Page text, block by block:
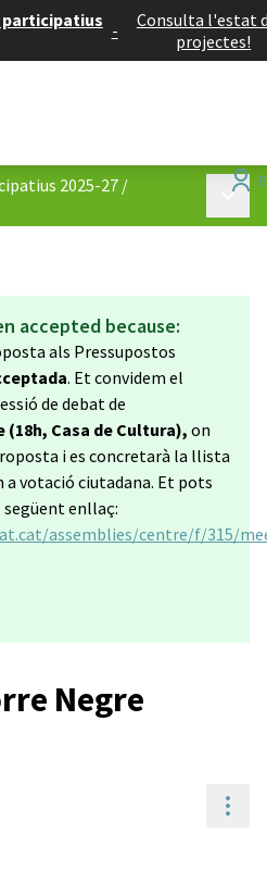
participatius -
Consulta l'estat
projectes!
2025-27 /
accepted because:
als Pressupostos
. Et convidem el
de debat de
(18h, Casa de Cultura),on
i es concretarà la llista
a votació ciutadana. Et pots
següent enllaç:
assemblies/centre/f/315/
Negre